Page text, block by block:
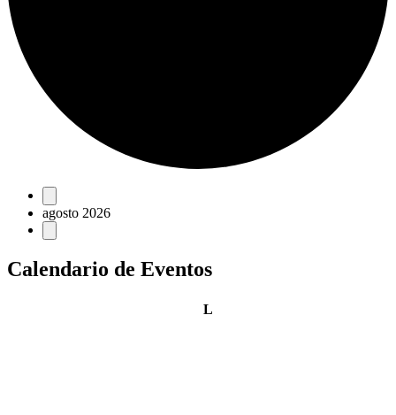
Eventos
agosto 2026
Calendario de Eventos
Llunes